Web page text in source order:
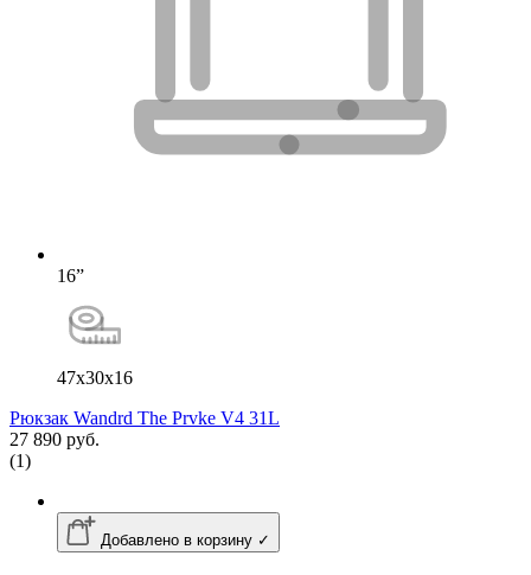
16”
47x30x16
Рюкзак Wandrd The Prvke V4 31L
27 890 руб.
(1)
Добавлено в корзину ✓